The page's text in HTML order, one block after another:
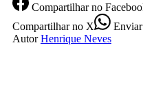
Compartilharno
Compartilharno X Enviar
Autor Henrique Neves